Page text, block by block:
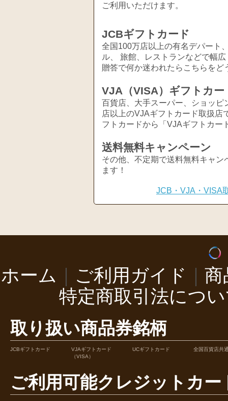
ご利用いただけます。
JCBギフトカード
全国100万店以上の有名デパート
ル、 旅館、レストランなどで幅
贈答で何か迷われたらこちらをど
VJA（VISA）ギフトカー
百貨店、大手スーパー、ショッ
店以上のVJAギフトカード取扱店
フトカードから「VJAギフトカー
送料無料キャンペーン
その他、不定期で送料無料キャ
ます！
JCB・VJA・VISA
ホーム ご利用ガイド
商
特定商取引法につ
取り扱い商品券銘柄
JCBギフトカード
VJAギフトカード
（VISA）
UCギフトカード 全国百貨店共
ご利用可能クレジットカー